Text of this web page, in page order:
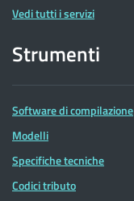
Vedi tutti i servizi
Strumenti
Software di compilazione
Modelli
Specifiche tecniche
Codici tributo